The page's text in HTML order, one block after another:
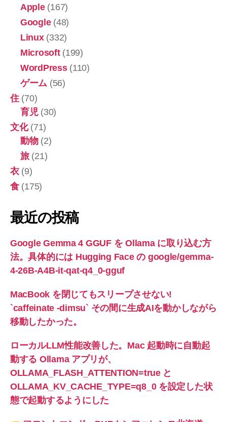
Apple(167)
Google(48)
Linux(332)
Microsoft(199)
WordPress(110)
ゲーム (56)
住(70)
育児(30)
文化(71)
動物(2)
旅(21)
衣(9)
食(175)
最近の投稿
Google Gemma 4 GGUF を Ollama に取り込む方
法。具体的には Hugging Face の google/gemma-
4-26B-A4B-it-qat-q4_0-gguf
MacBook を閉じてもスリープさせない!
`caffeinate -dimsu` その間に生成AIを動かしながら
移動したかった。
ローカルLLM性能改善した。Mac 起動時に自動起
動する Ollama アプリが、
OLLAMA_FLASH_ATTENTION=true と
OLLAMA_KV_CACHE_TYPE=q8_0 を設定した状
態で起動するようにした